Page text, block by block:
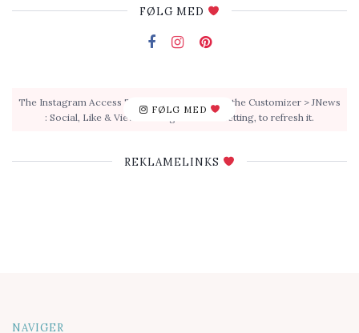
FØLG MED
FØLG MED
The Instagram Access Token is expired, Go to the Customizer > JNews
: Social, Like & View > Instagram Feed Setting, to refresh it.
REKLAMELINKS
NAVIGER